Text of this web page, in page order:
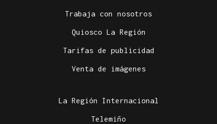
Trabaja con nosotros
Quiosco La Región
Tarifas de publicidad
Venta de imágenes
La Región Internacional
Telemiño